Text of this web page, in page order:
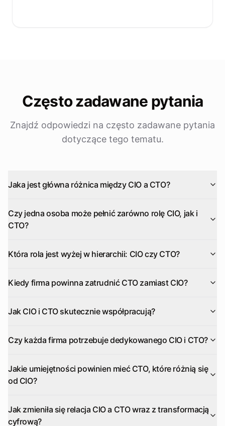
Często zadawane pytania
Znajdź odpowiedzi na często zadawane pytania
dotyczące tego tematu.
Jaka jest główna różnica między CIO a CTO?
Czy jedna osoba może pełnić zarówno rolę CIO, jak i
CTO?
Która rola jest wyżej w hierarchii: CIO czy CTO?
Kiedy firma powinna zatrudnić CTO zamiast CIO?
Jak CIO i CTO skutecznie współpracują?
Czy każda firma potrzebuje dedykowanego CIO i CTO?
Jakie umiejętności powinien mieć CTO, które różnią się
od CIO?
Jak zmieniła się relacja CIO a CTO wraz z transformacją
cyfrową?